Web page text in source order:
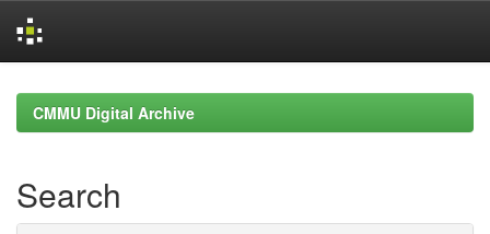
navigationCMMU Digital Archive
Search